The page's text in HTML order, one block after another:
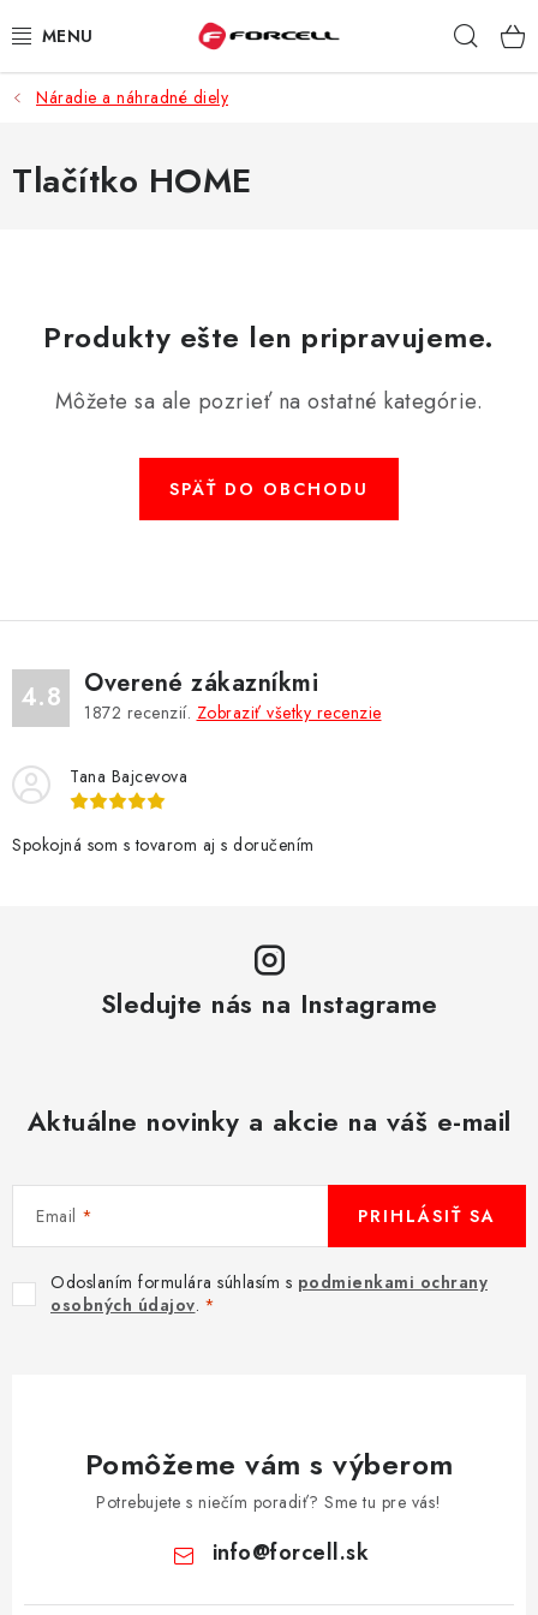
na
PUZDRÁ A OBALY
TVRDENÉ SKLÁ
DRŽIAKY NA MOBIL
BATÉRIE DO MOBILOV
AUTO MOTO
EXKLUZÍVNE ZNAČKY
TIPY NA DARČEKY
PAMÄŤOVÉ KARTY A DISKY
PRÍSLUŠENSTVO K NOTEBOOKOM A PC
OSTATNÉ PRÍSLUŠENSTVO
VÝPREDAJ
Náradie a náhradné diely
Tlačítko HOME
Produkty ešte len pripravujeme.
Môžete sa ale pozrieť na ostatné kategórie.
SPÄŤ DO OBCHODU
4.8 Overené zákazníkmi
1872 recenzií. Zobraziť všetky recenzie
Tana Bajcevova
Spokojná som s tovarom aj s doručením
Sledujte nás na Instagrame
Aktuálne novinky a akcie na váš e-mail
Email
Odoslaním formulára súhlasím s podmienkami ochrany
osobných údajov.
PRIHLÁSIŤ SA
Pomôžeme vám s výberom
Potrebujete s niečím poradiť? Sme tu pre vás!
info@forcell.sk